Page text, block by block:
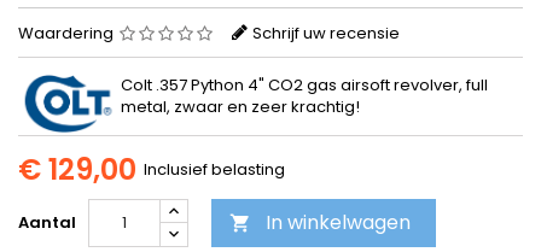
Waardering Schrijf uw recensie
Colt .357 Python 4" CO2 gas airsoft revolver, full
metal, zwaar en zeer krachtig!
€ 129,00 Inclusief belasting
Aantal  In winkelwagen